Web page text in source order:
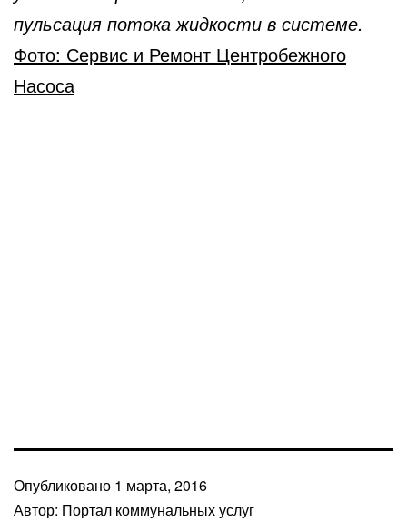
пульсация потока жидкости в системе.
Фото: Сервис и Ремонт Центробежного
Насоса
Опубликовано 1 марта, 2016
Автор: Портал коммунальных услуг